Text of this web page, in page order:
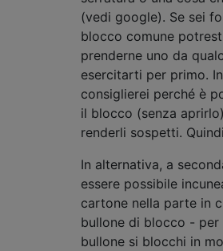
(vedi google). Se sei
blocco comune
prenderne uno da
esercitarti per primo.
consiglierei perché è
il blocco (senza
renderli sospetti.
In alternativa, a
essere possibile
cartone nella parte in
bullone di blocco - per
bullone si blocchi in